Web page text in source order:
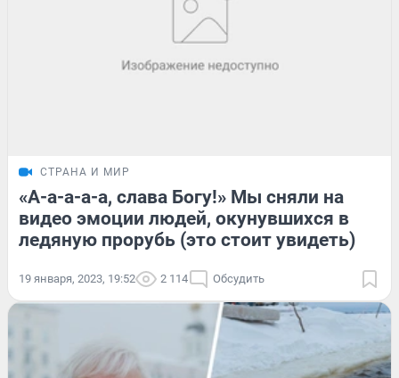
СТРАНА И МИР
«А-а-а-а-а, слава Богу!» Мы сняли на
видео эмоции людей, окунувшихся в
ледяную прорубь (это стоит увидеть)
19 января, 2023, 19:52 2 114 Обсудить